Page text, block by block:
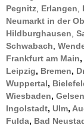
Pegnitz, Erlangen,
Neumarkt in der
Hildburghausen,
Schwabach,
Frankfurt am Main,
Leipzig, Bremen,
Wuppertal,
Wiesbaden,
Ingolstadt, Ulm,
Fulda, Bad